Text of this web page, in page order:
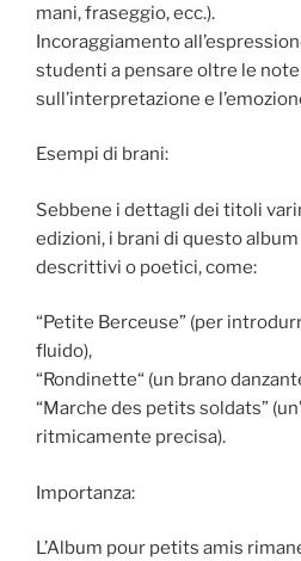
mani, fraseggio, ecc.).
Incoraggiamento
studenti a pensare oltre le
sull’interpretazione e
Esempi di brani:
Sebbene i dettagli dei titoli
edizioni, i brani di questo
descrittivi o poetici, come:
“Petite Berceuse” (per
fluido),
“Rondinette“ (un brano
“Marche des petits soldats”
ritmicamente precisa).
Importanza:
L’Album pour petits amis